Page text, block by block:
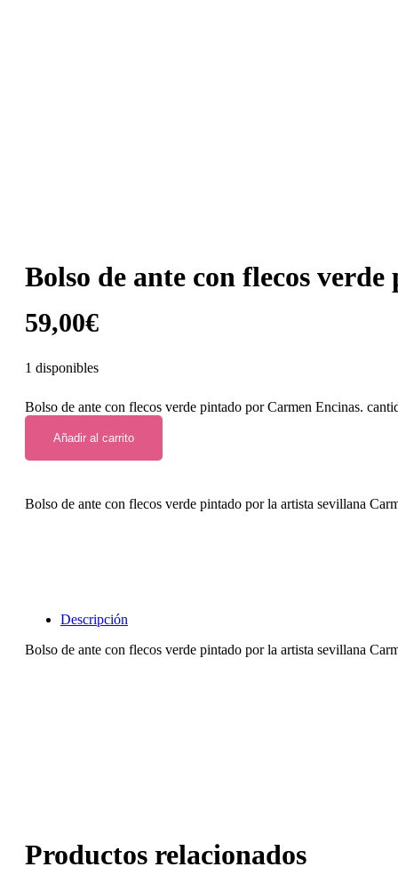
Bolso de ante con flecos
59,00€
1 disponibles
Bolso de ante con flecos verde pintado por Carmen Encinas.
Añadir al carrito
Bolso de ante con flecos verde pintado por la artista sevillana
Descripción
Bolso de ante con flecos verde pintado por la artista sevillana
Productos relacionados